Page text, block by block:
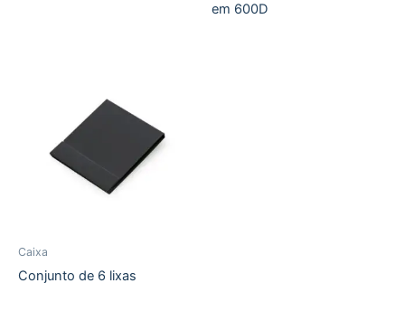
em 600D
Caixa
Conjunto de 6 lixas